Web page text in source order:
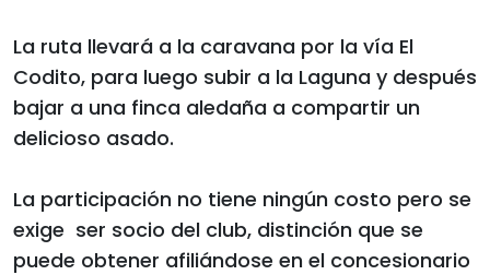
La ruta llevará a la caravana por la vía El
Codito, para luego subir a la Laguna y después
bajar a una finca aledaña a compartir un
delicioso asado.
La participación no tiene ningún costo pero se
exige ser socio del club, distinción que se
puede obtener afiliándose en el concesionario